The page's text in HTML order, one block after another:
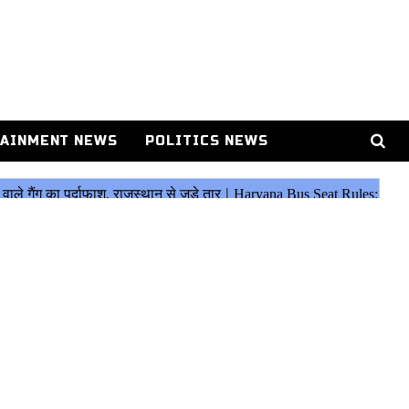
NEWS POLITICS NEWS